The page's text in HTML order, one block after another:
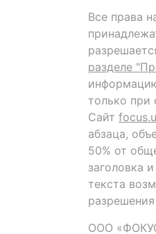
Все права
разделе
только при
Сайт
абзаца,
50% от
заголовка
текста
ООО